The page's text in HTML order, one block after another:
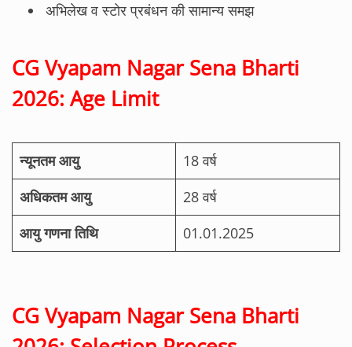
अभिलेख व स्टोर प्रबंधन की सामान्य समझ
CG Vyapam Nagar Sena Bharti
2026: Age Limit
न्यूनतम आयु
18 वर्ष
अधिकतम आयु
28 वर्ष
आयु गणना तिथि
01.01.2025
CG Vyapam Nagar Sena Bharti